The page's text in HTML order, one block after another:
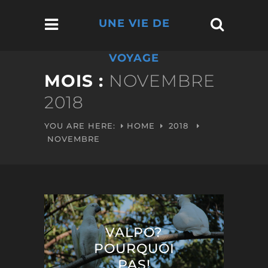
UNE VIE DE
VOYAGE
MOIS : NOVEMBRE
2018
YOU ARE HERE: HOME
2018
NOVEMBRE
VALPO?
POURQUOI
PAS!